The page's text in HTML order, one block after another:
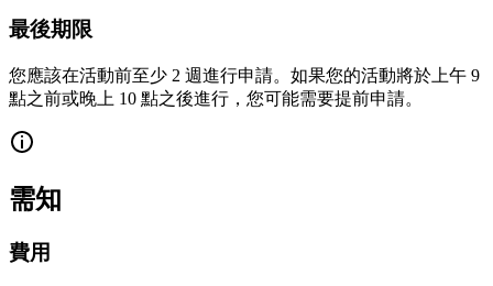
最後期限
您應該在活動前至少​​ 2 週進行申請。如果您的活動將於上午 9
點之前或晚上 10 點之後進行，您可能需要提前申請。
需知
費用